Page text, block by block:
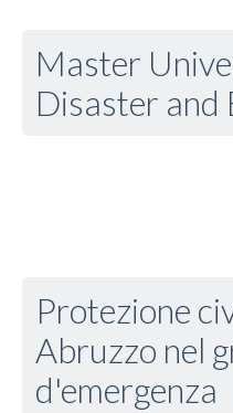
Master
Disaster and
Protezione
Abruzzo nel
d'emergenza